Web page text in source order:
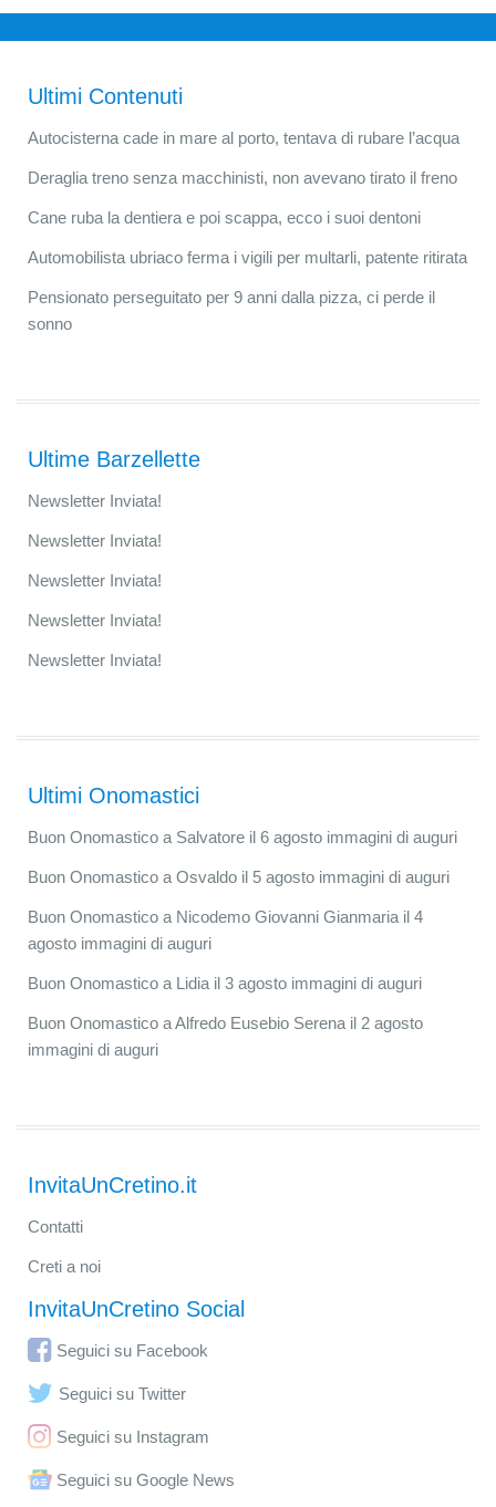
Ultimi Contenuti
Autocisterna cade in mare al porto, tentava di rubare l’acqua
Deraglia treno senza macchinisti, non avevano tirato il freno
Cane ruba la dentiera e poi scappa, ecco i suoi dentoni
Automobilista ubriaco ferma i vigili per multarli, patente ritirata
Pensionato perseguitato per 9 anni dalla pizza, ci perde il
sonno
Ultime Barzellette
Newsletter Inviata!
Newsletter Inviata!
Newsletter Inviata!
Newsletter Inviata!
Newsletter Inviata!
Ultimi Onomastici
Buon Onomastico a Salvatore il 6 agosto immagini di auguri
Buon Onomastico a Osvaldo il 5 agosto immagini di auguri
Buon Onomastico a Nicodemo Giovanni Gianmaria il 4
agosto immagini di auguri
Buon Onomastico a Lidia il 3 agosto immagini di auguri
Buon Onomastico a Alfredo Eusebio Serena il 2 agosto
immagini di auguri
InvitaUnCretino.it
Contatti
Creti a noi
InvitaUnCretino Social
Seguici su Facebook
Seguici su Twitter
Seguici su Instagram
Seguici su Google News